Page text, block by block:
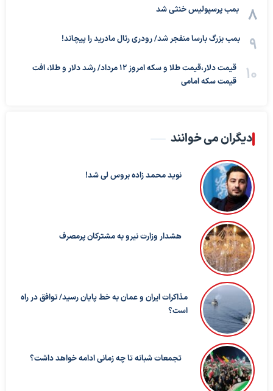
بمب پرسپولیس خنثی شد
بمب بزرگ بارسا منفجر شد/ رودری رئال مادرید را پیچاند!
قیمت دلار،قیمت طلا و سکه امروز ۱۲ مرداد/ رشد دلار و طلا، افت
قیمت سکه امامی
دیگران می خوانند
نوید محمد زاده بروس لی شد!
هشدار وزارت نیرو به مشترکان پرمصرف
مذاکرات ایران و عمان به خط پایان رسید/ توافق در راه
است؟
تجمعات شبانه تا چه زمانی ادامه خواهد داشت؟